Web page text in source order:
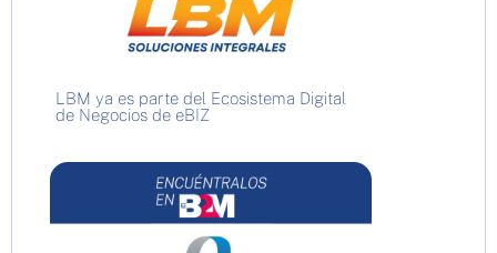
LBM ya es parte del Ecosistema Digital
de Negocios de eBIZ